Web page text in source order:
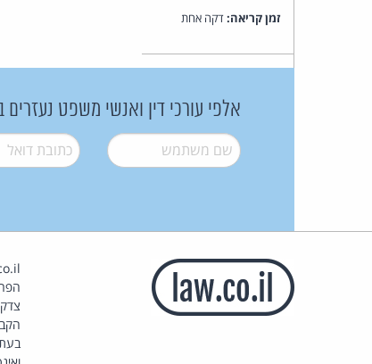
זמן קריאה:דקה אחת
אלפי עורכי דין ואנשי משפט
שם משתמש* דואל*